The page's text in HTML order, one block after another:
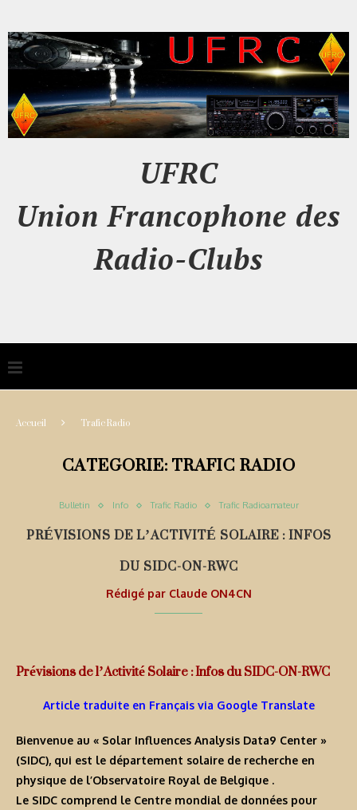
UFRC
Union Francophone des
Radio-Clubs
Accueil Trafic Radio
CATEGORIE:TRAFIC RADIO
Bulletin Info Trafic Radio Trafic Radioamateur
PRÉVISIONS DE L’ACTIVITÉ SOLAIRE : INFOS
DU SIDC-ON-RWC
Rédigé par Claude ON4CN
Prévisions de l’Activité Solaire : Infos du SIDC-ON-RWC
Article traduite en Français via Google Translate
Bienvenue au « Solar Influences Analysis Data9 Center »
(SIDC), qui est le département solaire de recherche en
physique de l’Observatoire Royal de Belgique .
Le SIDC comprend le Centre mondial de données pour